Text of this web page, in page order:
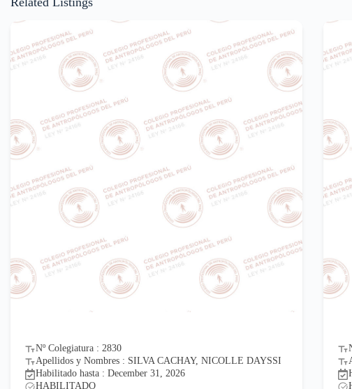
Nº Colegiatura : 2830
Apellidos y Nombres : SILVA CACHAY, NICOLLE DAYSSI
Habilitado hasta : December 31, 2026
HABILITADO